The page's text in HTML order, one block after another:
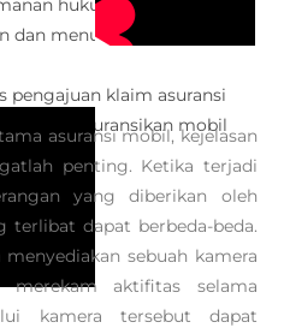
hukum dari pihak yang
dan menuntut balik ganti
pengajuan klaim asuransi
mengasuransikan mobil
asuransi mobil, kejelasan
penting. Ketika terjadi
yang diberikan oleh
terlibat dapat berbeda-beda.
sebuah kamera
aktifitas selama
kamera tersebut dapat